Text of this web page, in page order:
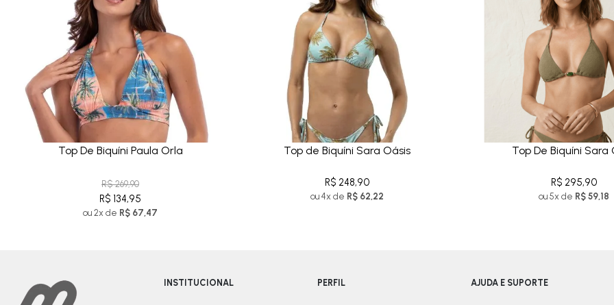
Top De Biquíni Paula Orla
R$ 269,90
R$ 134,95
ou 2x de R$ 67,47
Top de Biquíni Sara Oásis
R$ 248,90
ou 4x de R$ 62,22
Top De Biquíni Sara
R$ 295,90
ou 5x de R$ 59,18
INSTITUCIONAL PERFIL AJUDA E SUPORTE